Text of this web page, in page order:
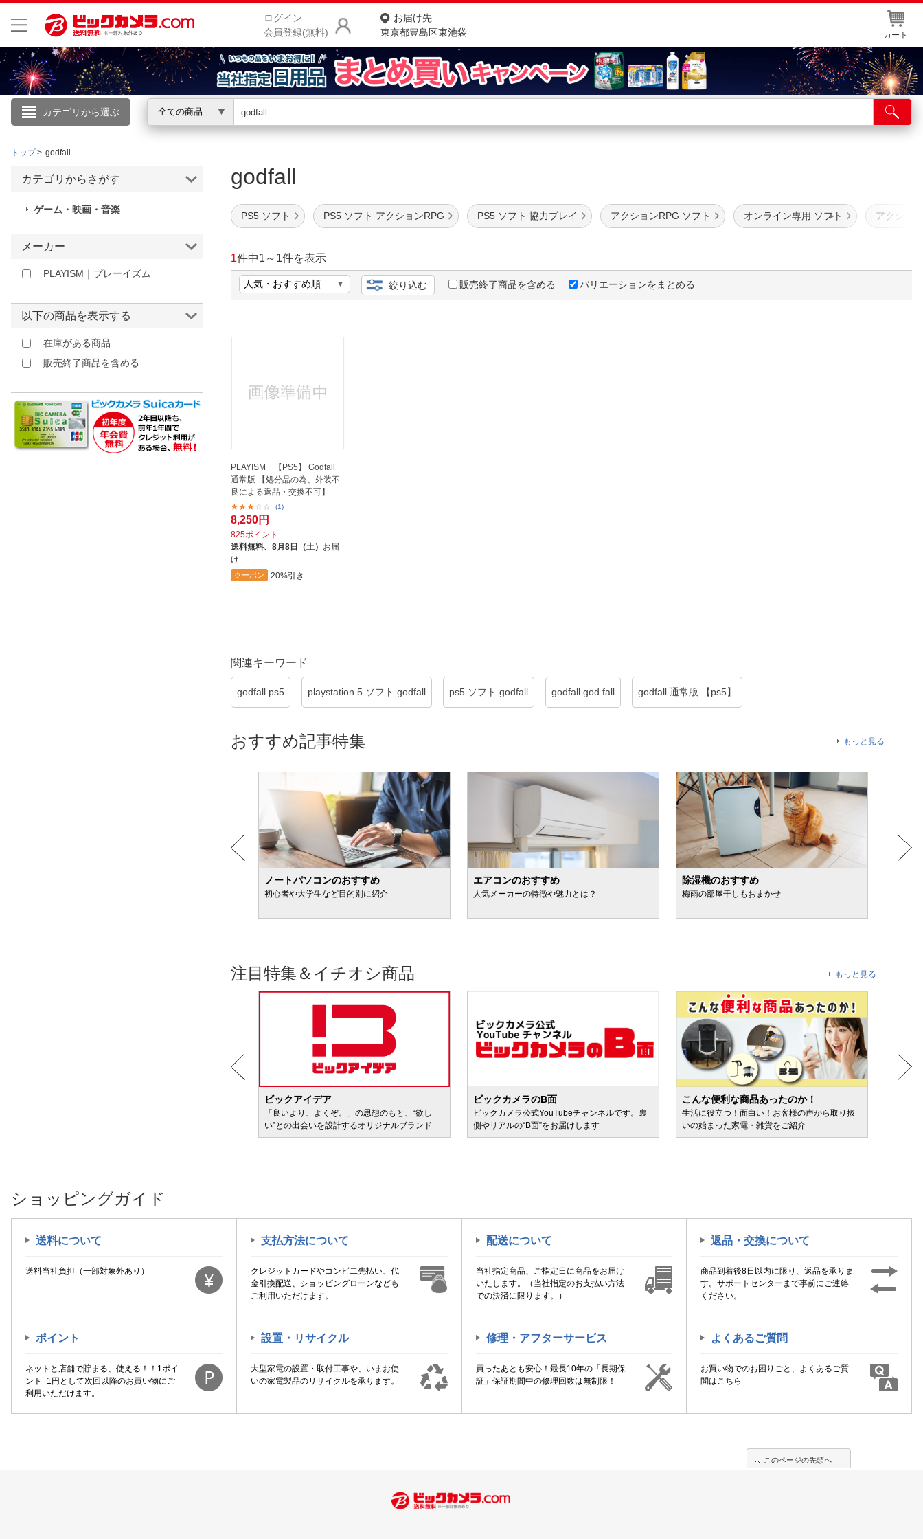
ログイン
会員登録(無料)
お届け先
東京都豊島区東池袋
カート
カテゴリから選ぶ 全ての商品
こんにちは
お買いもの履歴
ほしいもの
ご利用ガイド
店舗情報・店舗一覧
トップ godfall
godfall
PS5 ソフト PS5 ソフト アクションRPG PS5 ソフト 協力プレイ アクションRPG ソフト オンライン専用 ソフト アクショ
1件中1 ～ 1件を表示
絞り込む 販売終了商品を含める バリエーションをまとめる
PLAYISM 【PS5】 Godfall
通常版 【処分品の為、外装不
良による返品・交換不可】
(1)
8,250円
825ポイント
送料無料、 8月8日（土） お届
け
クーポン 20%引き
関連キーワード
godfall ps5 playstation 5 ソフト godfall ps5 ソフト godfall godfall god fall godfall 通常版 【ps5】
おすすめ記事特集 もっと見る
ノートパソコンのおすすめ
初心者や大学生など目的別に紹介
エアコンのおすすめ
人気メーカーの特徴や魅力とは？
除湿機のおすすめ
梅雨の部屋干しもおまかせ
注目特集＆イチオシ商品 もっと見る
ビックアイデア
「良いより、よくぞ。」の思想のもと、“欲し
い”との出会いを設計するオリジナルブランド
ビックカメラのB面
ビックカメラ公式YouTubeチャンネルです。裏
側やリアルの“B面”をお届けします
こんな便利な商品あったのか！
生活に役立つ！面白い！お客様の声から取り扱
いの始まった家電・雑貨をご紹介
カテゴリからさがす
ゲーム・映画・音楽
メーカー
PLAYISM｜プレーイズム
以下の商品を表示する
在庫がある商品
販売終了商品を含める
ショッピングガイド
送料について
送料当社負担（一部対象外あり）
支払方法について
クレジットカードやコンビ二先払い、代
金引換配送、ショッピングローンなども
ご利用いただけます。
配送について
当社指定商品、ご指定日に商品をお届け
いたします。（当社指定のお支払い方法
での決済に限ります。）
返品・交換について
商品到着後8日以内に限り、返品を承りま
す。サポートセンターまで事前にご連絡
ください。
ポイント
ネットと店舗で貯まる、使える！！1ポイ
ント=1円として次回以降のお買い物にご
利用いただけます。
設置・リサイクル
大型家電の設置・取付工事や、いまお使
いの家電製品のリサイクルを承ります。
修理・アフターサービス
買ったあとも安心！最長10年の「長期保
証」保証期間中の修理回数は無制限！
よくあるご質問
お買い物でのお困りごと、よくあるご質
問はこちら
このページの先頭へ